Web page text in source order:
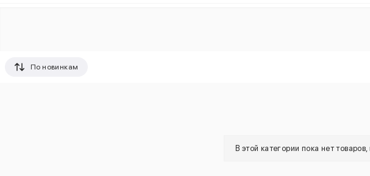
По новинкам
В этой категории пока нет